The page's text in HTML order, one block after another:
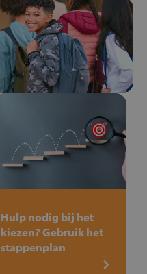
Hulp nodig bij het
kiezen? Gebruik het
stappenplan